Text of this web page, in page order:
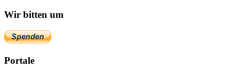
Wir bitten um
Portale